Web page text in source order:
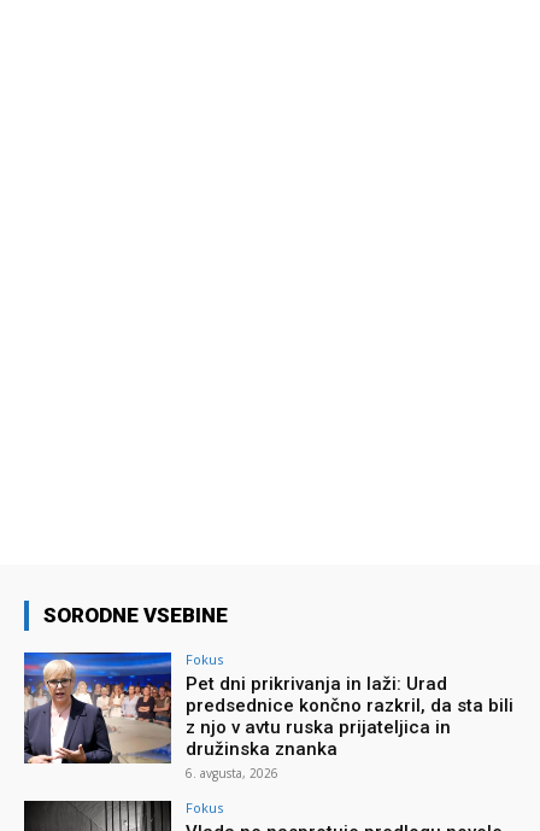
SORODNE VSEBINE
Fokus
Pet dni prikrivanja in laži: Urad
predsednice končno razkril, da sta bili
z njo v avtu ruska prijateljica in
družinska znanka
6. avgusta, 2026
Fokus